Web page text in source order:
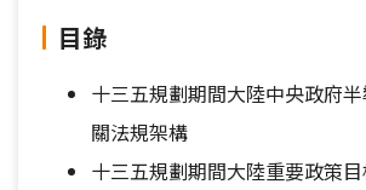
目錄
十三五規劃期間大陸中央政府
關法規架構
十三五規劃期間大陸重要政策